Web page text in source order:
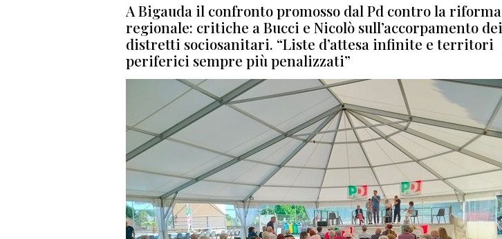
A Bigauda il confronto promosso dal Pd contro la riforma
regionale: critiche a Bucci e Nicolò sull’accorpamento dei
distretti sociosanitari. “Liste d’attesa infinite e territori
periferici sempre più penalizzati”